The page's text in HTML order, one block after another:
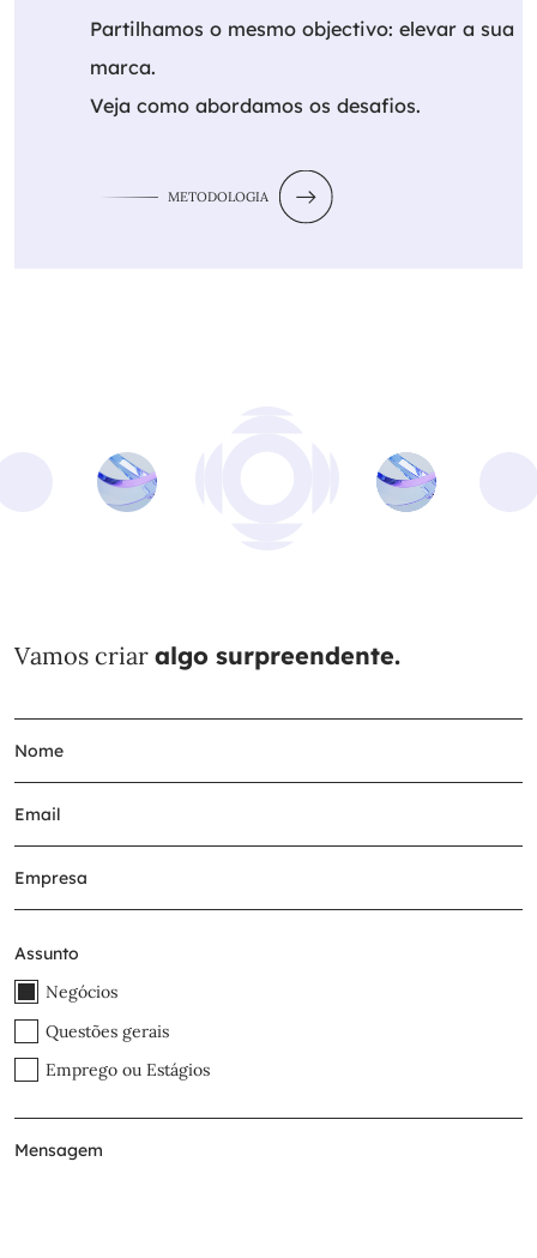
Partilhamos o mesmo objectivo: elevar a sua
marca.
Veja como abordamos os desafios.
METODOLOGIA
Vamos criar algo surpreendente.
Assunto
Negócios
Questões gerais
Emprego ou Estágios